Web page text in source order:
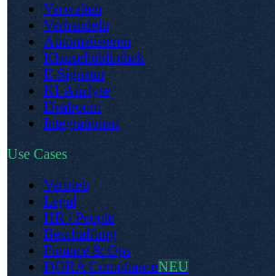
Verwalten
Verhandeln
Automatisieren
Klauselbibliothek
E-Signatur
KI-Analyse
Dealroom
Integrationen
Use Cases
Vertrieb
Legal
HR / People
Beschaffung
Finance & Ops
DORA ComplianceNEU